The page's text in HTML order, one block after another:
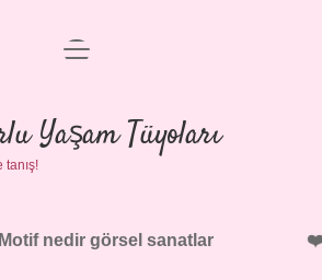
Anasayfa
Gizlilik Politikası
Yasal Uyarı
menüyü
Yaşam Tüyoları
Motif nedir görsel sanatlar